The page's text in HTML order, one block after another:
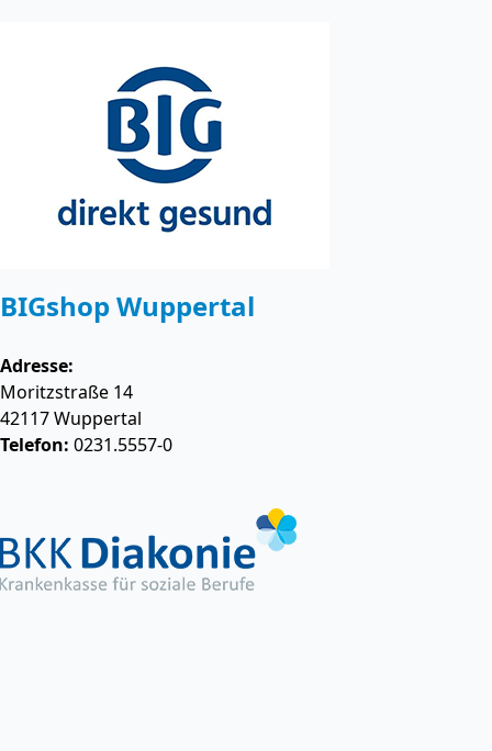
BIGshop Wuppertal
Adresse:
Moritzstraße 14
42117Wuppertal
Telefon: 0231.5557-0